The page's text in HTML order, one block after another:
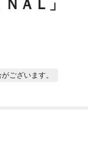
ＡＬ」
ございます。